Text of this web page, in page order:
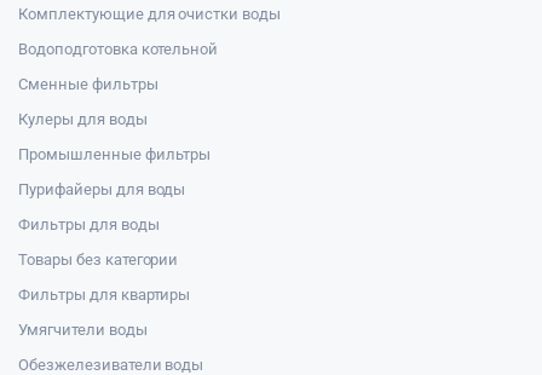
Комплектующие для очистки воды
Водоподготовка котельной
Сменные фильтры
Кулеры для воды
Промышленные фильтры
Пурифайеры для воды
Фильтры для воды
Товары без категории
Фильтры для квартиры
Умягчители воды
Обезжелезиватели воды